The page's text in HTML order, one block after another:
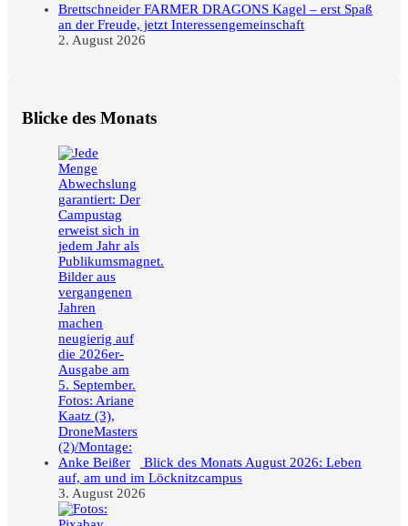
FARMER DRAGONS Kagel – erst Spaß
an der Freude, jetzt Interessengemeinschaft
2. August 2026
Blicke des Monats
Blick des Monats August 2026: Leben
auf, am und im Löcknitzcampus
3. August 2026